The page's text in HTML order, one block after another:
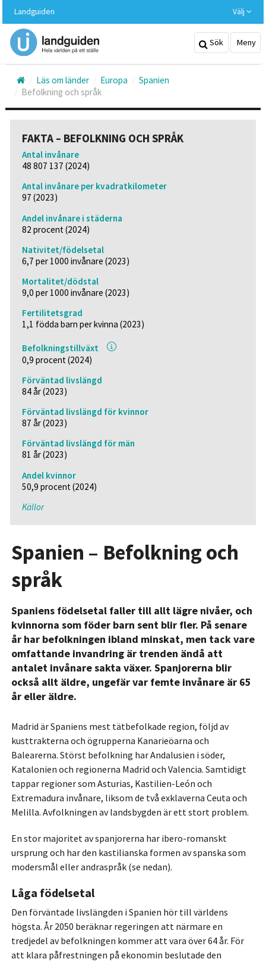
huvudinnehållet
Landguiden Välj
Sök Meny
Läs om länder Europa
Spanien
Befolkning och språk
FAKTA – BEFOLKNING OCH SPRÅK
Antal invånare
48 807 137 (2024)
Antal invånare per kvadratkilometer
97 (2023)
Andel invånare i städerna
82 procent (2024)
Nativitet/födelsetal
6,7 per 1000 invånare (2023)
Mortalitet/dödstal
9,0 per 1000 invånare (2023)
Fertilitetsgrad
1,1 födda barn per kvinna (2023)
Befolkningstillväxt
0,9 procent (2024)
Förväntad livslängd
84 år (2023)
Förväntad livslängd för kvinnor
87 år (2023)
Förväntad livslängd för män
81 år (2023)
Andel kvinnor
50,9 procent (2024)
Källor
Spanien – Befolkning och
språk
Spaniens födelsetal faller till allt lägre nivåer, och
kvinnorna som föder barn sent blir fler. På senare
år har befolkningen ibland minskat, men tack vare
omfattande invandring är trenden ändå att
antalet invånare sakta växer. Spanjorerna blir
också allt äldre, ungefär var femte invånare är 65
år eller äldre.
Madrid är Spaniens mest tätbefolkade region, följd av
kusttrakterna och ögrupperna Kanarieöarna och
Balearerna. Störst befolkning har Andalusien i söder,
Katalonien och regionerna Madrid och Valencia. Samtidigt
tappar regioner som Asturias, Kastilien-León och
Extremadura invånare, liksom de två exklaverna Ceuta och
Melilla. Avfolkningen av landsbygden är ett stort problem.
En stor majoritet av spanjorerna har ibero-romanskt
ursprung och har den kastilianska formen av spanska som
modersmål eller andraspråk (se nedan).
Låga födelsetal
Den förväntade livslängden i Spanien hör till världens
högsta. År 2050 beräknar regeringen att närmare en
tredjedel av befolkningen kommer att vara över 64 år. För
att klara påfrestningen på ekonomin beslutade den